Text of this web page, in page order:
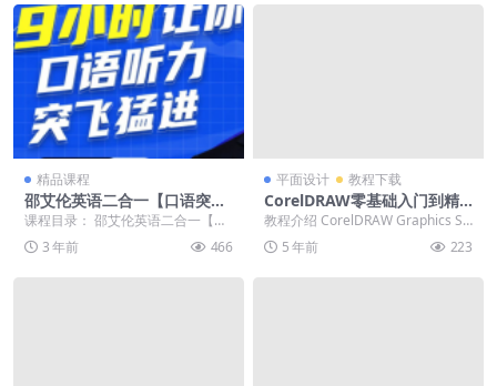
精品课程
邵艾伦英语二合一【口语突飞
猛进】【美式口音速成】
课程目录： 邵艾伦英语二合一【口
语突飞猛进】【美式口音速成】 ├
──2小时美式口...
3 年前 466
平面设计 教程下载
CorelDRAW零基础入门到精
通
教程介绍 CorelDRAW Graphics Su
ite是加拿大Corel公司...
5 年前 223